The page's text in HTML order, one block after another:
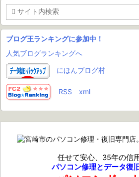
ブログ王ランキングに参加中！
人気ブログランキングへ
にほんブログ村
RSS xml
任せて安心、35年の信
パソコン修理とデータ復